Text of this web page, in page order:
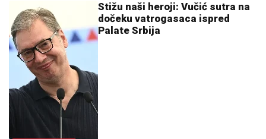
Stižu naši heroji: Vučić sutra na
dočeku vatrogasaca ispred
Palate Srbija